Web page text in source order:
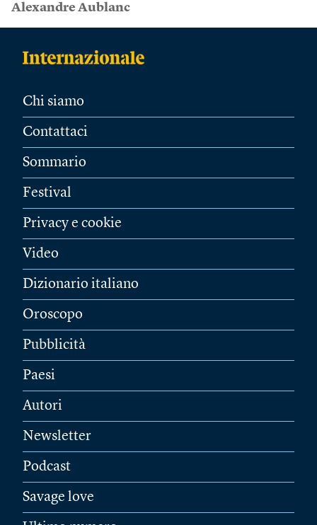
Alexandre Aublanc
Chi siamo
Contattaci
Sommario
Festival
Privacy e cookie
Video
Dizionario italiano
Oroscopo
Pubblicità
Paesi
Autori
Newsletter
Podcast
Savage love